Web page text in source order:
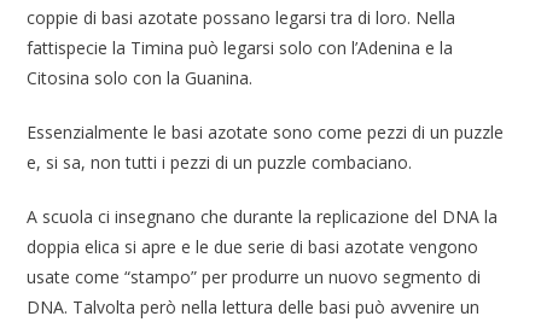
coppie di basi azotate possano legarsi tra di loro. Nella
fattispecie la Timina può legarsi solo con l’Adenina e la
Citosina solo con la Guanina.
Essenzialmente le basi azotate sono come pezzi di un puzzle
e, si sa, non tutti i pezzi di un puzzle combaciano.
A scuola ci insegnano che durante la replicazione del DNA la
doppia elica si apre e le due serie di basi azotate vengono
usate come “stampo” per produrre un nuovo segmento di
DNA. Talvolta però nella lettura delle basi può avvenire un